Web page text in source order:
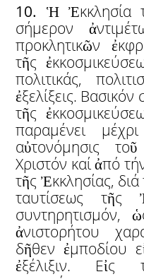
10. Ἡ Ἐκκλησία
σήμερον
προκλητικῶν
τῆς
πολιτικάς,
ἐξελίξεις. Βασικόν
τῆς
παραμένει
αὐτονόμησις
Χριστόν καί ἀπό
τῆς Ἐκκλησίας,
ταυτίσεως τῆς
συντηρητισμόν,
ἀνιστορήτου
δῆθεν ἐμποδίου
ἐξέλιξιν. Εἰς